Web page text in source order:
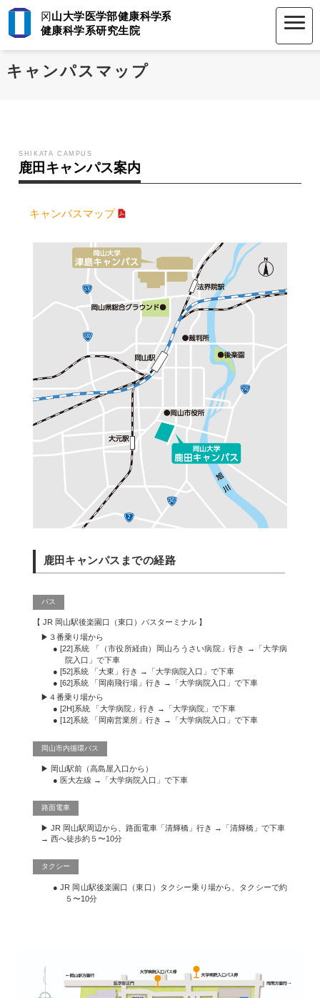
キャンパスマップ
SHIKATA CAMPUS
鹿田キャンパス案内
キャンパスマップ
鹿田キャンパスまでの経路
バス
【 JR 岡山駅後楽園口（東口）バスターミナル 】
▶３番乗り場から
● [22]系統 「（市役所経由）岡山ろうさい病院」行き →「大学病
院入口」で下車
● [52]系統 「大東」行き →「大学病院入口」で下車
● [62]系統 「岡南飛行場」行き →「大学病院入口」で下車
▶４番乗り場から
● [2H]系統 「大学病院」行き →「大学病院」で下車
● [12]系統 「岡南営業所」行き →「大学病院入口」で下車
岡山市内循環バス
▶ 岡山駅前（高島屋入口から）
● 医大左線 →「大学病院入口」で下車
路面電車
▶ JR 岡山駅周辺から、路面電車「清輝橋」行き →「清輝橋」で下車
→ 西へ徒歩約５〜10分
タクシー
● JR 岡山駅後楽園口（東口）タクシー乗り場から、タクシーで約
５〜10分